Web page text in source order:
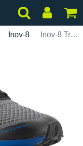
Inov-8 Inov-8 TrailFly Ultra G 280 Herren